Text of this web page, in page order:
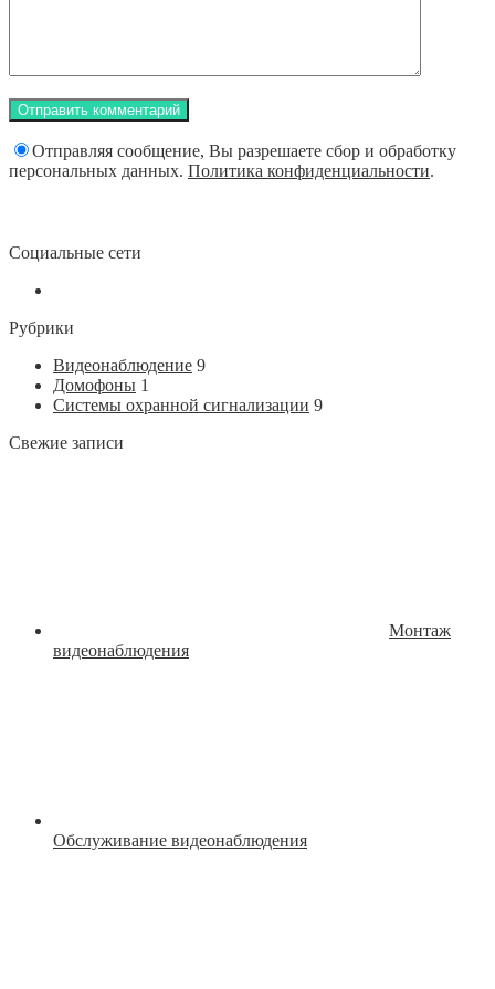
Отправляя сообщение, Вы разрешаете сбор и обработку
персональных данных. Политика конфиденциальности.
Социальные сети
Рубрики
Видеонаблюдение 9
Домофоны 1
Системы охранной сигнализации 9
Свежие записи
Монтаж
видеонаблюдения
Обслуживание видеонаблюдения